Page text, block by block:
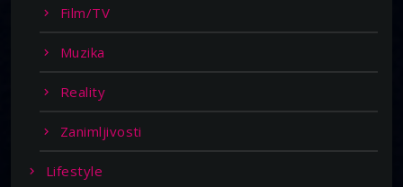
Film/TV
Muzika
Reality
Zanimljivosti
Lifestyle